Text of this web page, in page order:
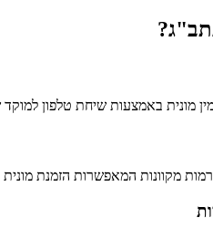
מונית באמצעות שיחת טלפון
מקוונות המאפשרות הזמנת מונית